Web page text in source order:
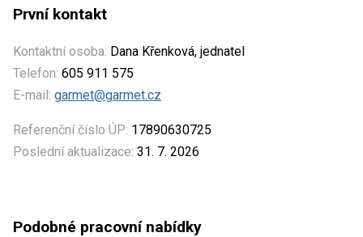
První kontakt
Kontaktní osoba: Dana Křenková, jednatel
Telefon: 605 911 575
E-mail: garmet@garmet.cz
Referenční číslo ÚP: 17890630725
Poslední aktualizace: 31. 7. 2026
Podobné pracovní nabídky